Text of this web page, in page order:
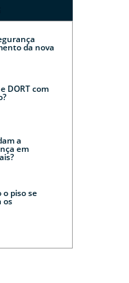
da nova
DORT com
a
em
o piso se
os